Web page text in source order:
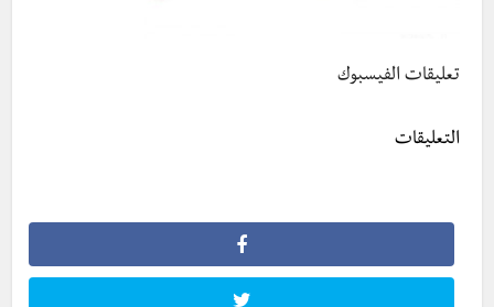
تعليقات الفيسبوك
التعليقات